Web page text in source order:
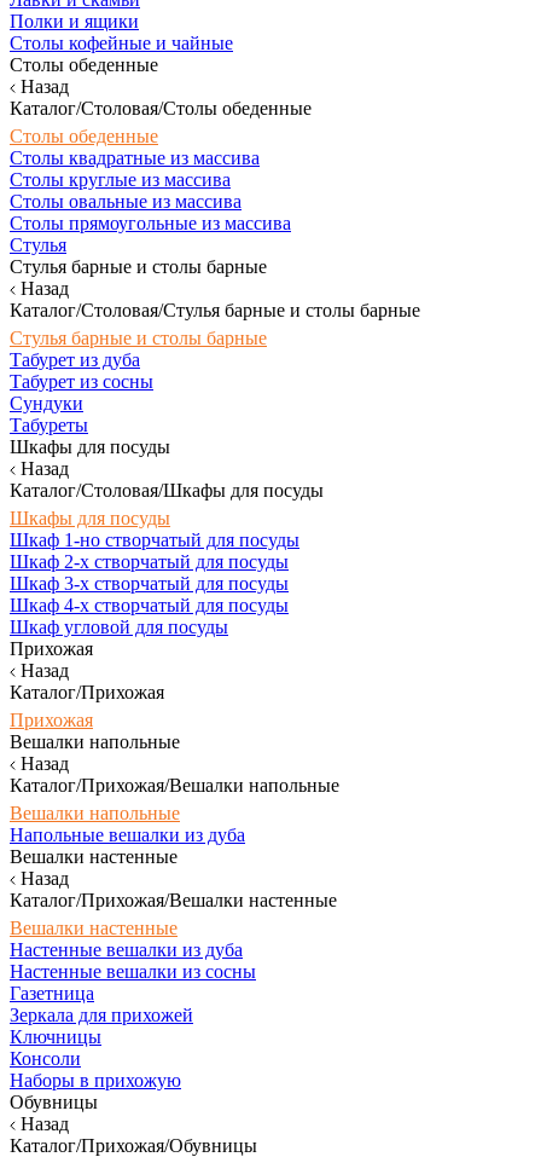
Полки и ящики
Столы кофейные и чайные
Столы обеденные
Назад
Каталог/Столовая/Столы обеденные
Столы обеденные
Столы квадратные из массива
Столы круглые из массива
Столы овальные из массива
Столы прямоугольные из массива
Стулья
Стулья барные и столы барные
Назад
Каталог/Столовая/Стулья барные и столы барные
Стулья барные и столы барные
Табурет из дуба
Табурет из сосны
Сундуки
Табуреты
Шкафы для посуды
Назад
Каталог/Столовая/Шкафы для посуды
Шкафы для посуды
Шкаф 1-но створчатый для посуды
Шкаф 2-х створчатый для посуды
Шкаф 3-х створчатый для посуды
Шкаф 4-х створчатый для посуды
Шкаф угловой для посуды
Прихожая
Назад
Каталог/Прихожая
Прихожая
Вешалки напольные
Назад
Каталог/Прихожая/Вешалки напольные
Вешалки напольные
Напольные вешалки из дуба
Вешалки настенные
Назад
Каталог/Прихожая/Вешалки настенные
Вешалки настенные
Настенные вешалки из дуба
Настенные вешалки из сосны
Газетница
Зеркала для прихожей
Ключницы
Консоли
Наборы в прихожую
Обувницы
Назад
Каталог/Прихожая/Обувницы